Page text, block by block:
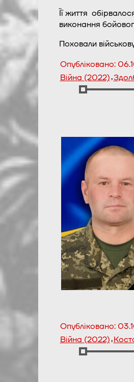
Її життя
виконання
Поховали
Опубліковано:
Війна (2022),
Опубліковано:
Війна (2022),